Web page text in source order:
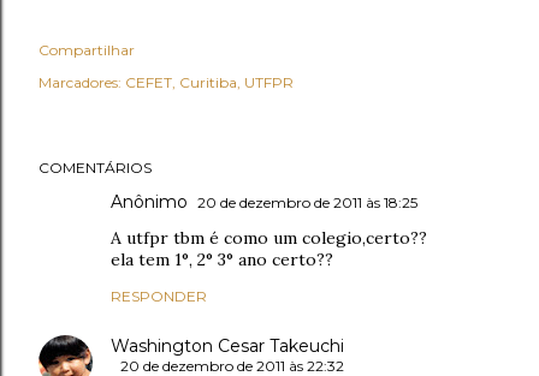
Compartilhar
Marcadores: CEFET Curitiba UTFPR
COMENTÁRIOS
Anônimo 20 de dezembro de 2011 às 18:25
A utfpr tbm é como um colegio,certo??
ela tem 1°, 2° 3° ano certo??
RESPONDER
Washington Cesar Takeuchi
20 de dezembro de 2011 às 22:32